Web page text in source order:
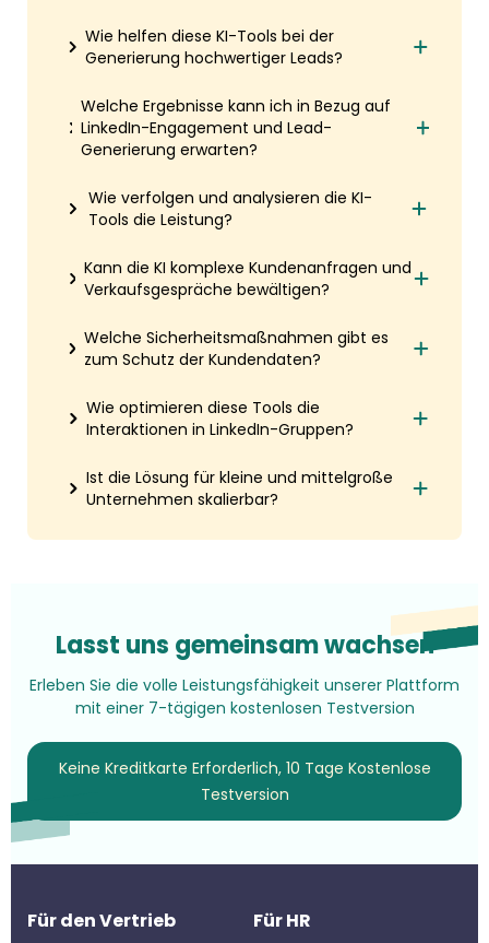
Wie helfen diese KI-Tools bei der
Generierung hochwertiger Leads?
Welche Ergebnisse kann ich in Bezug auf
LinkedIn-Engagement und Lead-
Generierung erwarten?
Wie verfolgen und analysieren die KI-
Tools die Leistung?
Kann die KI komplexe Kundenanfragen und
Verkaufsgespräche bewältigen?
Welche Sicherheitsmaßnahmen gibt es
zum Schutz der Kundendaten?
Wie optimieren diese Tools die
Interaktionen in LinkedIn-Gruppen?
Ist die Lösung für kleine und mittelgroße
Unternehmen skalierbar?
Lasst uns gemeinsam wachsen
Erleben Sie die volle Leistungsfähigkeit unserer Plattform
mit einer 7-tägigen kostenlosen Testversion
Keine Kreditkarte Erforderlich, 10 Tage Kostenlose
Testversion
Für den Vertrieb Für HR